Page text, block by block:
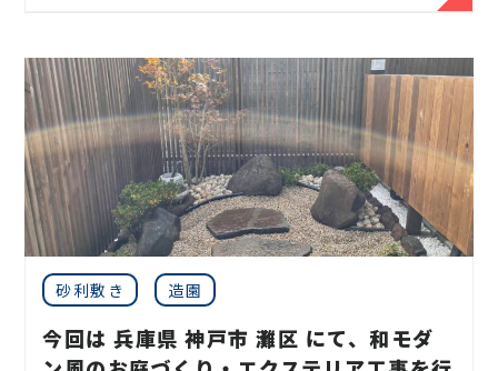
の魅力を引き出すためには、時間と手間をかける必
要があります。
豊富な経験と知識を活かして、皆様のお庭の魅力を最
大限に活かせるよう、しっかりサポートさせていた
だきます。
お庭や緑に関する疑問には相談に乗り、気になる料金
についても正確なお見積りを提出させていただきま
す。
まずはお気軽に何なりとお問合せください。
宝塚市、三田市、川西市、伊丹市
【北摂エリア 】豊中市、箕面市、池田市、吹田市、
茨木市、高槻市、枚方市、摂津市、寝屋川市、交野
市
地域密着で伐採・剪定などの造園屋、植木屋をお探
しなら
【お庭専門店】伐採サポートセンターにご相談くだ
さい。
外構工事・エクステリア工事も一式ご対応可能で
す！
相談はお気軽にご連絡ください。
【 お問い合わせで多くいただく、お悩み内容】
・ベランダまで伸びしまった、高さの木を伐採してほ
しい
・2階の屋根まで伸びている木を伐採してほしい
・電線まで木が伸び、危ないから木を伐採してほし
い
・隣の家まで木が伸びてしまいクレームを受けたの
で伐採してほしい
・庭の生垣の２〜６本、木を切って欲しい、伐採して
ほしい
・庭木の剪定
自然を感じつつ、暮らしに彩りを与えてくれるウッド
デッキの設置工事も行っております。
ご依頼の際は、お客様がお持ちの理想のイメージ
を、何でもお気軽にご相談ください。お客様のご要
望も踏まえたうえで、土地柄やお住まいの環境に合わ
せた最適な素材のご提案・施工を行います。
当社では庭木の剪定、伐採、草刈り、抜根はもちろん
のこと外構工事やエクステリア工事まで自社で一気
通貫で行っております。
無駄なコストは削減し、お客様に寄り添った作業を
提案しております。
砂利敷き 造園
今回は 兵庫県 神戸市 灘区 にて、和モダ